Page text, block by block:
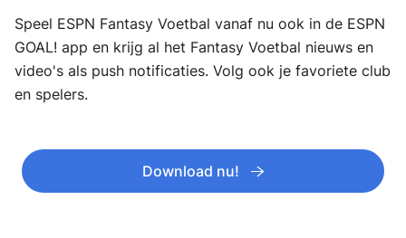
Speel ESPN Fantasy Voetbal vanaf nu ook in de ESPN
GOAL! app en krijg al het Fantasy Voetbal nieuws en
video's als push notificaties. Volg ook je favoriete club
en spelers.
Download nu!